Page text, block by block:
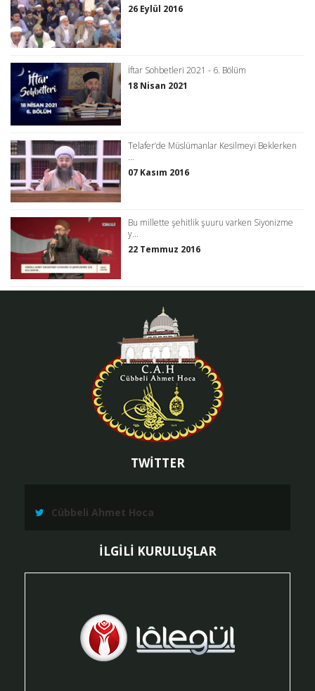
26 Eylül 2016
İftar Sohbetleri 2021 - 6. Bölüm
18 Nisan 2021
Telafer’de Müslümanlar Kesilmeyi Beklerken
...
07 Kasım 2016
Bu millette şehitlik şuuru varken Siyonizme
y...
22 Temmuz 2016
TWİTTER
Cübbeli Ahmet Hoca
İLGİLİ KURULUŞLAR